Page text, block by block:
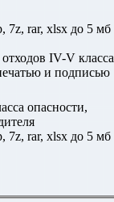
7z, rar, xlsx до 5 мб
IV-V класса
и подписью
опасности,
7z, rar, xlsx до 5 мб